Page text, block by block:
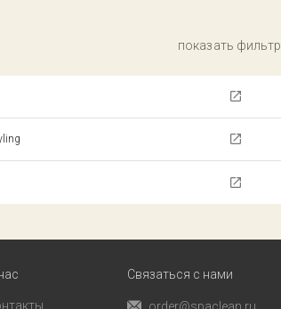
показать фильтр
Связаться с нами
order@spaclean.ru